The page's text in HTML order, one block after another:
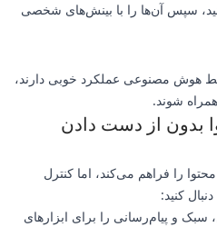
سپس آن‌ها را با بینش‌های شخصی
هوش مصنوعی عملکرد خوبی دارند،
شوند.
بدون از دست دادن
را فراهم می‌کند، اما کنترل
کنید:
سبک و پیام‌رسانی را برای ابزارهای